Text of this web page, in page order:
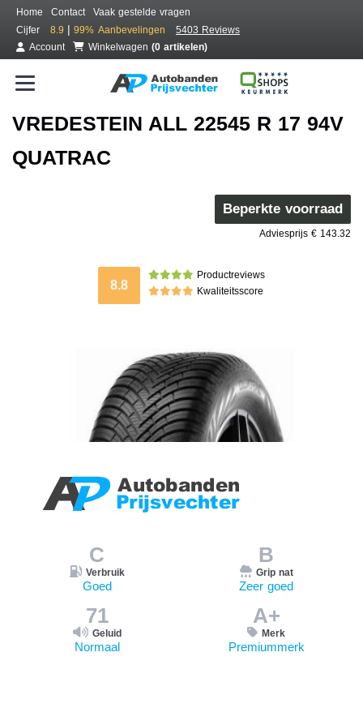
Home Contact
Vaak gestelde vragen
Cijfer
8.9 | 99% Aanbevelingen
5403 Reviews
Account
Winkelwagen (0 artikelen)
VREDESTEIN ALL 22545 R 17 94V
QUATRAC
Beperkte voorraad
Adviesprijs € 143.32
8.8
Productreviews
Kwaliteitsscore
C
Verbruik
Goed
B
Grip nat
Zeer goed
71
Geluid
Normaal
A+
Merk
Premiummerk